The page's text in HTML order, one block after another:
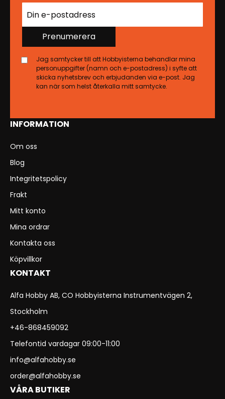
INFORMATION
Om oss
Blog
Integritetspolicy
Frakt
Mitt konto
Mina ordrar
Kontakta oss
Köpvillkor
KONTAKT
Alfa Hobby AB, CO Hobbyisterna Instrumentvägen 2,
Stockholm
+46-868459092
Telefontid vardagar 09:00-11:00
info@alfahobby.se
order@alfahobby.se
VÅRA BUTIKER
Prenumerera
Jag samtycker till att Hobbyisterna behandlar mina
personuppgifter (namn och e-postadress) i syfte att
skicka nyhetsbrev och erbjudanden via e-post. Jag
kan när som helst återkalla mitt samtycke.